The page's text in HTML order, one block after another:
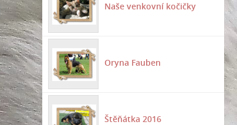
Naše venkovní kočičky
Oryna Fauben
Štěňátka 2016